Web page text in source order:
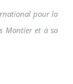
pour la
Montier et à sa